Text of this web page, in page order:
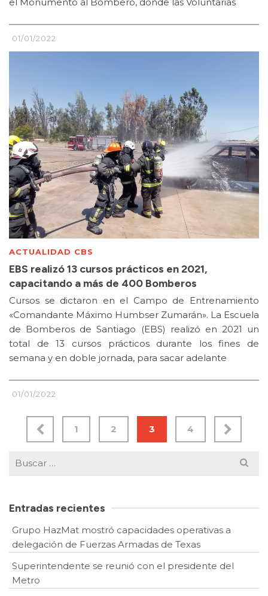
01/01/2022
ACTUALIDAD CBS
EBS realizó 13 cursos prácticos en 2021,
capacitando a más de 400 Bomberos
Cursos se dictaron en el Campo de Entrenamiento
«Comandante Máximo Humbser Zumarán». La Escuela
de Bomberos de Santiago (EBS) realizó en 2021 un
total de 13 cursos prácticos durante los fines de
semana y en doble jornada, para sacar adelante
01/01/2022
1 2 3 4
Buscar
Entradas recientes
Grupo HazMat mostró capacidades operativas a
delegación de Fuerzas Armadas de Texas
Superintendente se reunió con el presidente del
Metro